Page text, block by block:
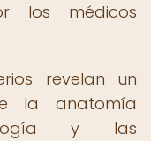
los médicos
revelan un
la anatomía
y las